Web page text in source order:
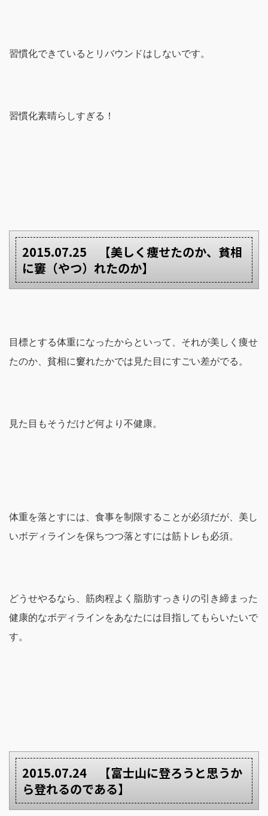
習慣化できているとリバウンドはしないです。
習慣化素晴らしすぎる！
2015.07.25 【美しく痩せたのか、貧相
に窶（やつ）れたのか】
目標とする体重になったからといって、それが美しく痩せ
たのか、貧相に窶れたかでは見た目にすごい差がでる。
見た目もそうだけど何より不健康。
体重を落とすには、食事を制限することが必須だが、美し
いボディラインを保ちつつ落とすには筋トレも必須。
どうせやるなら、筋肉程よく脂肪すっきりの引き締まった
健康的なボディラインをあなたには目指してもらいたいで
す。
2015.07.24 【富士山に登ろうと思うか
ら登れるのである】